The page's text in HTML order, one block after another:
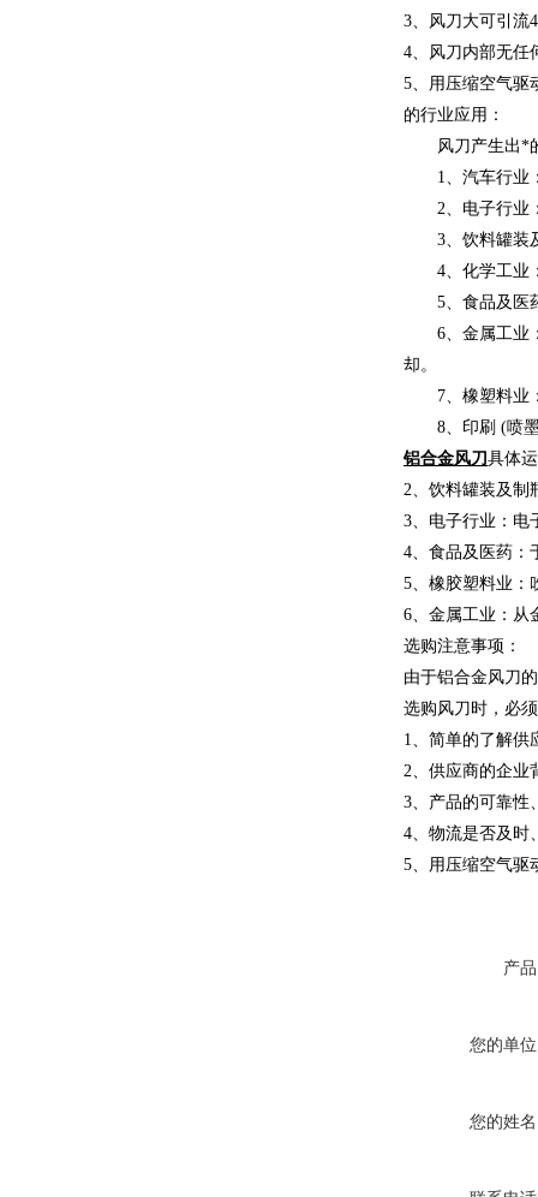
3、风刀大可引流
4、风刀内部无任
5、用压缩空气驱
的行业应用：
风刀产生出*的
1、汽车行业：
2、电子行业：
3、饮料罐装及
4、化学工业：
5、食品及医药
6、金属工业：
却。
7、橡塑料业：
8、印刷 (喷墨)
铝合金风刀具体
2、饮料罐装及制
3、电子行业：电
4、食品及医药：
5、橡胶塑料业：
6、金属工业：从
选购注意事项：
由于铝合金风刀
选购风刀时，必
1、简单的了解供
2、供应商的企业
3、产品的可靠性
4、物流是否及时
5、用压缩空气驱
产
您的单
您的姓